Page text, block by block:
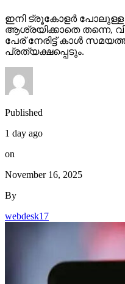
ഇനി ട്രൂകോളര്‍ പോലുള്ള
ആശ്രയിക്കാതെ തന്നെ,
പേര് നേരിട്ട് കാള്‍
പ്രത്യക്ഷപ്പെടും.
Published
1 day ago
on
November 16, 2025
By
webdesk17